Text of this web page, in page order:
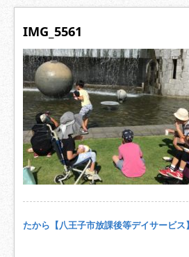
IMG_5561
たから【八王子市放課後等デイサービス】